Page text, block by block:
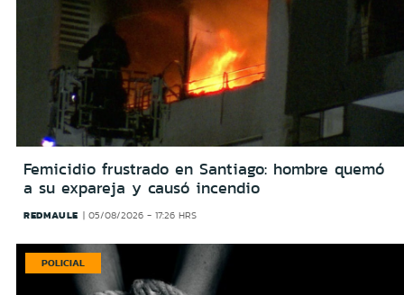
Femicidio frustrado en Santiago: hombre quemó
a su expareja y causó incendio
REDMAULE 05/08/2026 - 17:26 HRS
POLICIAL